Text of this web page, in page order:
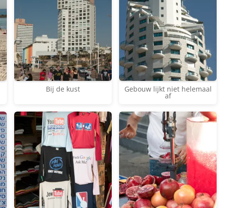
Bij de kust Gebouw lijkt niet helemaal
af